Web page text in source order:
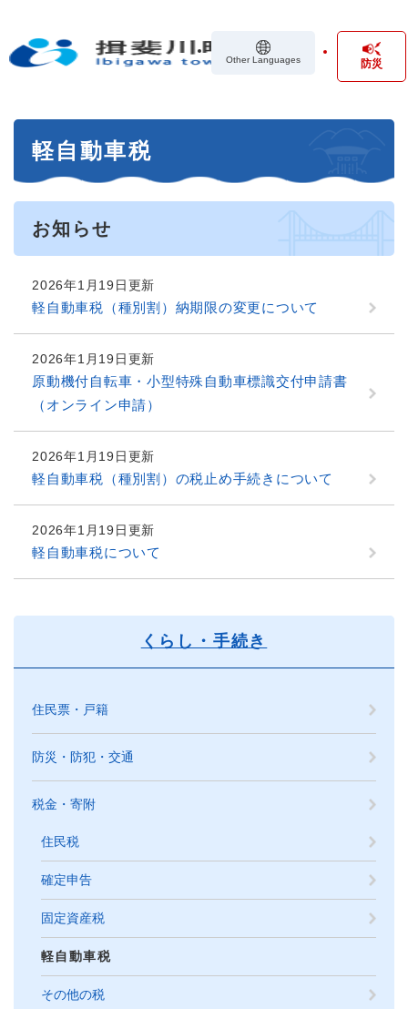
の
Other Languages 防災
軽自動車税
お知らせ
2026年1月19日更新
軽自動車税（種別割）納期限の変更について
2026年1月19日更新
原動機付自転車・小型特殊自動車標識交付申請書
（オンライン申請）
2026年1月19日更新
軽自動車税（種別割）の税止め手続きについて
2026年1月19日更新
軽自動車税について
くらし・手続き
住民票・戸籍
防災・防犯・交通
税金・寄附
住民税
確定申告
固定資産税
軽自動車税
その他の税